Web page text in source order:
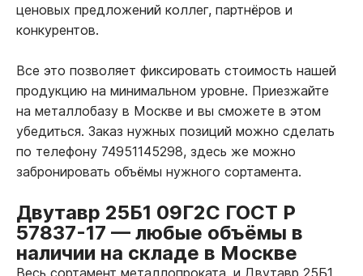
ценовых предложений коллег, партнёров и
конкурентов.
Все это позволяет фиксировать стоимость нашей
продукцию на минимальном уровне. Приезжайте
на металлобазу в Москве и вы сможете в этом
убедиться. Заказ нужных позиций можно сделать
по телефону 74951145298, здесь же можно
забронировать объёмы нужного сортамента.
Двутавр 25Б1 09Г2С ГОСТ Р
57837-17 — любые объёмы в
наличии на складе в Москве
Весь сортамент металлопроката, и Двутавр 25Б1